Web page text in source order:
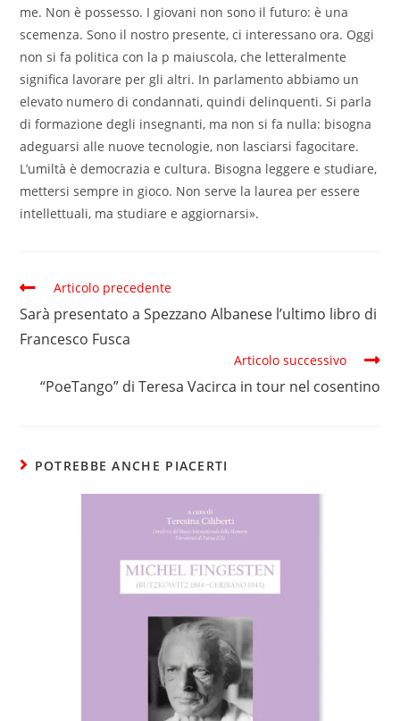
me. Non è possesso. I giovani non sono il futuro: è una
scemenza. Sono il nostro presente, ci interessano ora. Oggi
non si fa politica con la p maiuscola, che letteralmente
significa lavorare per gli altri. In parlamento abbiamo un
elevato numero di condannati, quindi delinquenti. Si parla
di formazione degli insegnanti, ma non si fa nulla: bisogna
adeguarsi alle nuove tecnologie, non lasciarsi fagocitare.
L’umiltà è democrazia e cultura. Bisogna leggere e studiare,
mettersi sempre in gioco. Non serve la laurea per essere
intellettuali, ma studiare e aggiornarsi».
Articolo precedente
Sarà presentato a Spezzano Albanese l’ultimo libro di
Francesco Fusca
Articolo successivo
“PoeTango” di Teresa Vacirca in tour nel cosentino
POTREBBE ANCHE PIACERTI